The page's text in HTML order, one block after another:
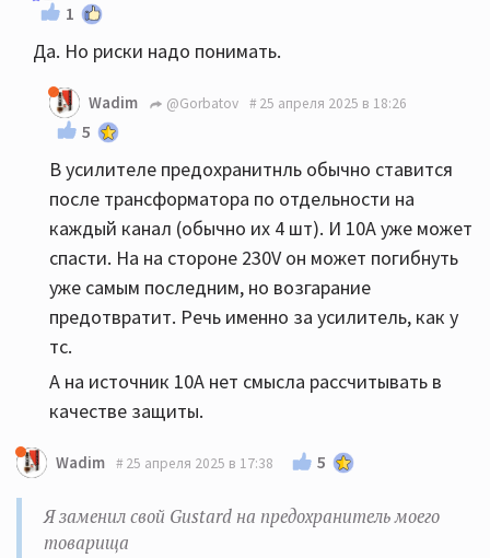
1
Да. Но риски надо понимать.
Wadim @Gorbatov 25 апреля 2025 в 18:26
5
В усилителе предохранитнль обычно ставится
после трансформатора по отдельности на
каждый канал (обычно их 4 шт). И 10А уже может
спасти. На на стороне 230V он может погибнуть
уже самым последним, но возгарание
предотвратит. Речь именно за усилитель, как у
тс.
А на источник 10А нет смысла рассчитывать в
качестве защиты.
Wadim 25 апреля 2025 в 17:38 5
Я заменил свой Gustard на предохранитель моего
товарища